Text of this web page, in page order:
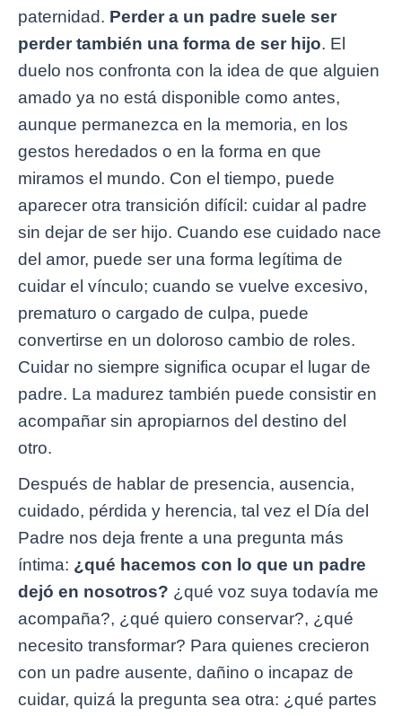
paternidad. Perder a un padre suele ser
perder también una forma de ser hijo. El
duelo nos confronta con la idea de que alguien
amado ya no está disponible como antes,
aunque permanezca en la memoria, en los
gestos heredados o en la forma en que
miramos el mundo. Con el tiempo, puede
aparecer otra transición difícil: cuidar al padre
sin dejar de ser hijo. Cuando ese cuidado nace
del amor, puede ser una forma legítima de
cuidar el vínculo; cuando se vuelve excesivo,
prematuro o cargado de culpa, puede
convertirse en un doloroso cambio de roles.
Cuidar no siempre significa ocupar el lugar de
padre. La madurez también puede consistir en
acompañar sin apropiarnos del destino del
otro.
Después de hablar de presencia, ausencia,
cuidado, pérdida y herencia, tal vez el Día del
Padre nos deja frente a una pregunta más
íntima: ¿qué hacemos con lo que un padre
dejó en nosotros? ¿qué voz suya todavía me
acompaña?, ¿qué quiero conservar?, ¿qué
necesito transformar? Para quienes crecieron
con un padre ausente, dañino o incapaz de
cuidar, quizá la pregunta sea otra: ¿qué partes